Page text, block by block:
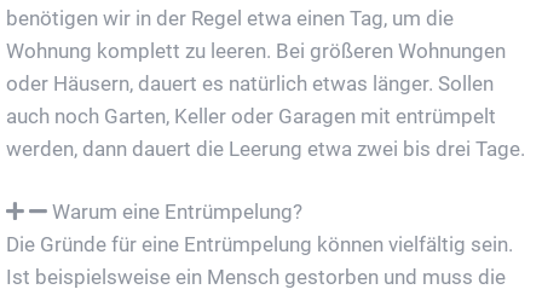
benötigen wir in der Regel etwa einen Tag, um die
Wohnung komplett zu leeren. Bei größeren Wohnungen
oder Häusern, dauert es natürlich etwas länger. Sollen
auch noch Garten, Keller oder Garagen mit entrümpelt
werden, dann dauert die Leerung etwa zwei bis drei Tage.
Warum eine Entrümpelung?
Die Gründe für eine Entrümpelung können vielfältig sein.
Ist beispielsweise ein Mensch gestorben und muss die